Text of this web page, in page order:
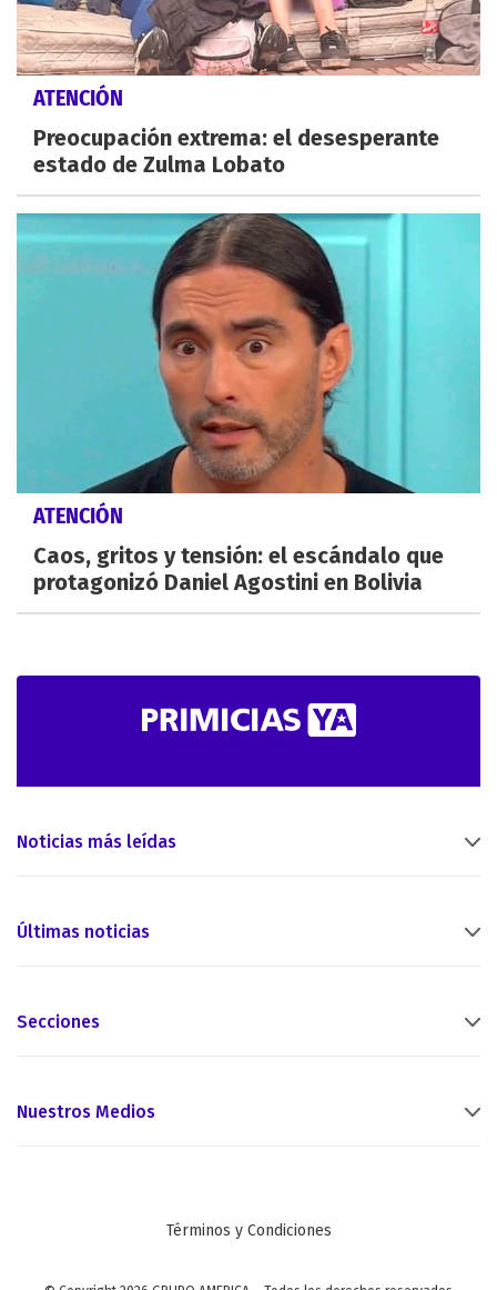
ATENCIÓN
Preocupación extrema: el desesperante
estado de Zulma Lobato
ATENCIÓN
Caos, gritos y tensión: el escándalo que
protagonizó Daniel Agostini en Bolivia
Noticias más leídas
Últimas noticias
Secciones
Nuestros Medios
Términos y Condiciones